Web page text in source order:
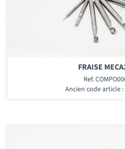
FRAISE
Ref.
Ancien code article :